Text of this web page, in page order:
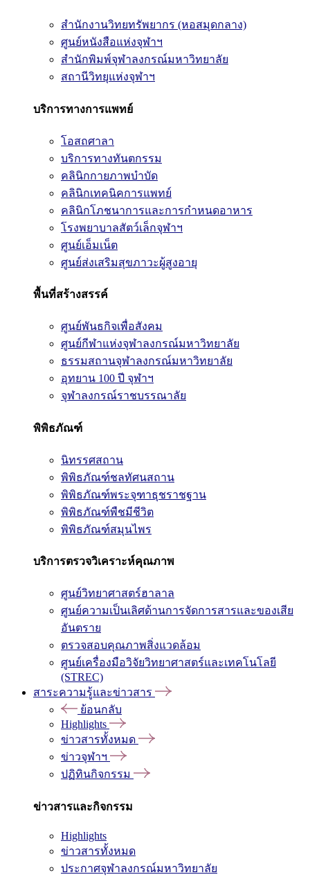
สำนักงานวิทยทรัพยากร (หอสมุดกลาง)
ศูนย์หนังสือแห่งจุฬาฯ
สำนักพิมพ์จุฬาลงกรณ์มหาวิทยาลัย
สถานีวิทยุแห่งจุฬาฯ
บริการทางการแพทย์
โอสถศาลา
บริการทางทันตกรรม
คลินิกกายภาพบำบัด
คลินิกเทคนิคการแพทย์
คลินิกโภชนาการและการกำหนดอาหาร
โรงพยาบาลสัตว์เล็กจุฬาฯ
ศูนย์เอ็มเน็ต
ศูนย์ส่งเสริมสุขภาวะผู้สูงอายุ
พื้นที่สร้างสรรค์
ศูนย์พันธกิจเพื่อสังคม
ศูนย์กีฬาแห่งจุฬาลงกรณ์มหาวิทยาลัย
ธรรมสถานจุฬาลงกรณ์มหาวิทยาลัย
อุทยาน 100 ปี จุฬาฯ
จุฬาลงกรณ์ราชบรรณาลัย
พิพิธภัณฑ์
นิทรรศสถาน
พิพิธภัณฑ์ชลทัศนสถาน
พิพิธภัณฑ์พระจุฑาธุชราชฐาน
พิพิธภัณฑ์พืชมีชีวิต
พิพิธภัณฑ์สมุนไพร
บริการตรวจวิเคราะห์คุณภาพ
ศูนย์วิทยาศาสตร์ฮาลาล
ศูนย์ความเป็นเลิศด้านการจัดการสารและของเสีย
อันตราย
ตรวจสอบคุณภาพสิ่งแวดล้อม
ศูนย์เครื่องมือวิจัยวิทยาศาสตร์และเทคโนโลยี
(STREC)
สาระความรู้และข่าวสาร
ย้อนกลับ
Highlights
ข่าวสารทั้งหมด
ข่าวจุฬาฯ
ปฏิทินกิจกรรม
ข่าวสารและกิจกรรม
Highlights
ข่าวสารทั้งหมด
ประกาศจุฬาลงกรณ์มหาวิทยาลัย